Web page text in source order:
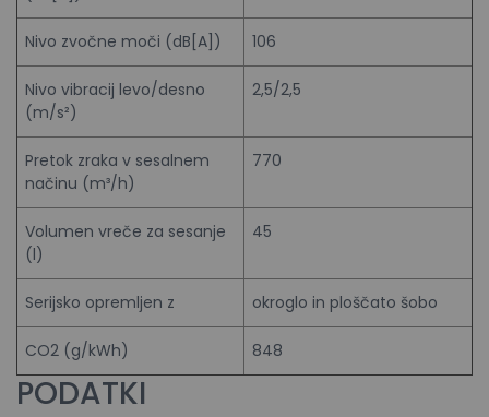
Nivo zvočne moči (dB[A]) 106
Nivo vibracij levo/desno
(m/s²)
2,5/2,5
Pretok zraka v sesalnem
načinu (m³/h)
770
Volumen vreče za sesanje
(l)
45
Serijsko opremljen z okroglo in ploščato šobo
CO2 (g/kWh) 848
PODATKI